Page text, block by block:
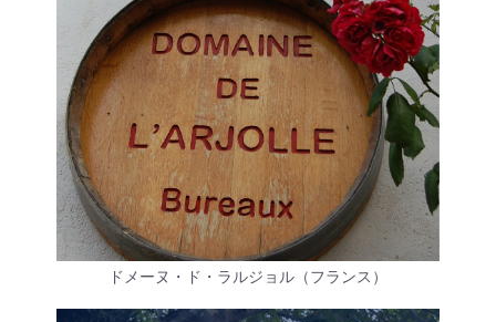
ドメーヌ・ド・ラルジョル（フランス）